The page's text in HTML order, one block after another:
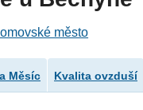
město
Měsíc Kvalita ovzduší